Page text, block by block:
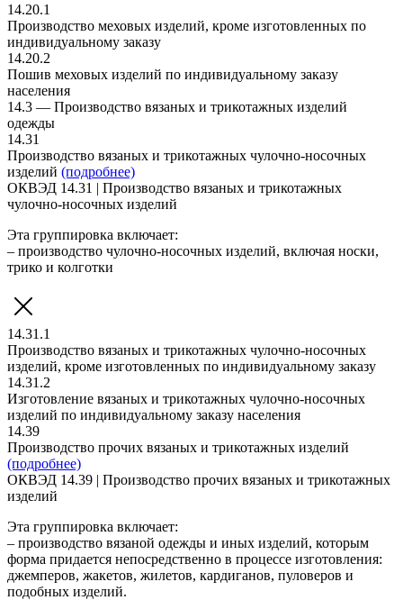
14.20.1
Производство меховых изделий, кроме изготовленных по
индивидуальному заказу
14.20.2
Пошив меховых изделий по индивидуальному заказу
населения
14.3 — Производство вязаных и трикотажных изделий
одежды
14.31
Производство вязаных и трикотажных чулочно-носочных
изделий (подробнее)
ОКВЭД 14.31 | Производство вязаных и трикотажных
чулочно-носочных изделий
Эта группировка включает:
– производство чулочно-носочных изделий, включая носки,
трико и колготки
14.31.1
Производство вязаных и трикотажных чулочно-носочных
изделий, кроме изготовленных по индивидуальному заказу
14.31.2
Изготовление вязаных и трикотажных чулочно-носочных
изделий по индивидуальному заказу населения
14.39
Производство прочих вязаных и трикотажных изделий
(подробнее)
ОКВЭД 14.39 | Производство прочих вязаных и трикотажных
изделий
Эта группировка включает:
– производство вязаной одежды и иных изделий, которым
форма придается непосредственно в процессе изготовления:
джемперов, жакетов, жилетов, кардиганов, пуловеров и
подобных изделий.